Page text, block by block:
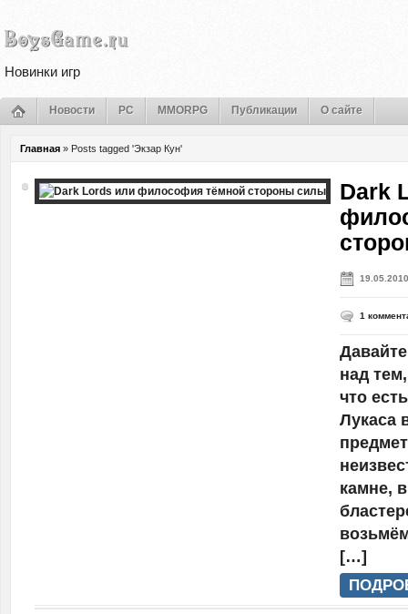
Новинки игр
Новости PC MMORPG Публикации О сайте
Главная » Posts tagged 'Экзар Кун'
Dark
19.05.2010
1
над
что
Лукаса
камне,
[…]